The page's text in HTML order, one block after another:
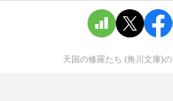
天国の修羅たち (角川文庫)の